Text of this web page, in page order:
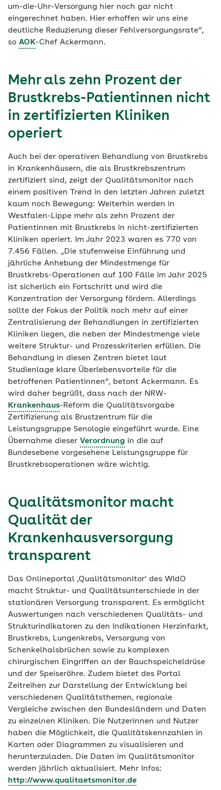
um-die-Uhr-Versorgung hier noch gar nicht
eingerechnet haben. Hier erhoffen wir uns eine
deutliche Reduzierung dieser Fehlversorgungsrate“,
so AOK-Chef Ackermann.
Mehr als zehn Prozent der
Brustkrebs-Patientinnen nicht
in zertifizierten Kliniken
operiert
Auch bei der operativen Behandlung von Brustkrebs
in Krankenhäusern, die als Brustkrebszentrum
zertifiziert sind, zeigt der Qualitätsmonitor nach
einem positiven Trend in den letzten Jahren zuletzt
kaum noch Bewegung: Weiterhin werden in
Westfalen-Lippe mehr als zehn Prozent der
Patientinnen mit Brustkrebs in nicht-zertifizierten
Kliniken operiert. Im Jahr 2023 waren es 770 von
7.456 Fällen. „Die stufenweise Einführung und
jährliche Anhebung der Mindestmenge für
Brustkrebs-Operationen auf 100 Fälle im Jahr 2025
ist sicherlich ein Fortschritt und wird die
Konzentration der Versorgung fördern. Allerdings
sollte der Fokus der Politik noch mehr auf einer
Zentralisierung der Behandlungen in zertifizierten
Kliniken liegen, die neben der Mindestmenge viele
weitere Struktur- und Prozesskriterien erfüllen. Die
Behandlung in diesen Zentren bietet laut
Studienlage klare Überlebensvorteile für die
betroffenen Patientinnen“, betont Ackermann. Es
wird daher begrüßt, dass nach der NRW-
Krankenhaus-Reform die Qualitätsvorgabe
Zertifizierung als Brustzentrum für die
Leistungsgruppe Senologie eingeführt wurde. Eine
Übernahme dieser Verordnung in die auf
Bundesebene vorgesehene Leistungsgruppe für
Brustkrebsoperationen wäre wichtig.
Qualitätsmonitor macht
Qualität der
Krankenhausversorgung
transparent
Das Onlineportal ‚Qualitätsmonitor‘ des WIdO
macht Struktur- und Qualitätsunterschiede in der
stationären Versorgung transparent. Es ermöglicht
Auswertungen nach verschiedenen Qualitäts- und
Strukturindikatoren zu den Indikationen Herzinfarkt,
Brustkrebs, Lungenkrebs, Versorgung von
Schenkelhalsbrüchen sowie zu komplexen
chirurgischen Eingriffen an der Bauchspeicheldrüse
und der Speiseröhre. Zudem bietet des Portal
Zeitreihen zur Darstellung der Entwicklung bei
verschiedenen Qualitätsthemen, regionale
Vergleiche zwischen den Bundesländern und Daten
zu einzelnen Kliniken. Die Nutzerinnen und Nutzer
haben die Möglichkeit, die Qualitätskennzahlen in
Karten oder Diagrammen zu visualisieren und
herunterzuladen. Die Daten im Qualitätsmonitor
werden jährlich aktualisiert. Mehr Infos:
http://www.qualitaetsmonitor.de